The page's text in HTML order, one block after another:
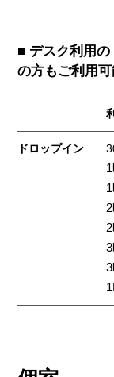
■ デスク利用
の方もご利用可
ドロップイン